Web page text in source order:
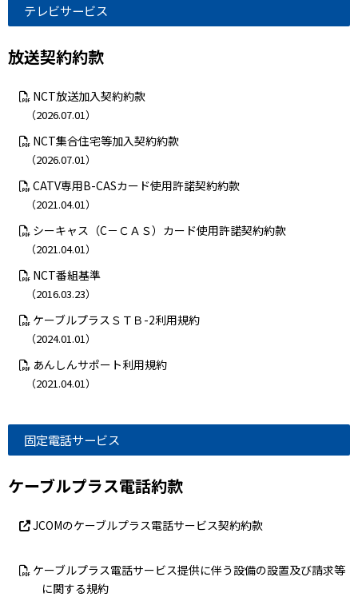
テレビサービス
放送契約約款
NCT放送加入契約約款
（2026.07.01）
NCT集合住宅等加入契約約款
（2026.07.01）
CATV専用B-CASカード使用許諾契約約款
（2021.04.01）
シーキャス（C－ＣＡＳ）カード使用許諾契約約款
（2021.04.01）
NCT番組基準
（2016.03.23）
ケーブルプラスＳＴＢ-2利用規約
（2024.01.01）
あんしんサポート利用規約
（2021.04.01）
固定電話サービス
ケーブルプラス電話約款
JCOMのケーブルプラス電話サービス契約約款
ケーブルプラス電話サービス提供に伴う設備の設置及び請求等
に関する規約